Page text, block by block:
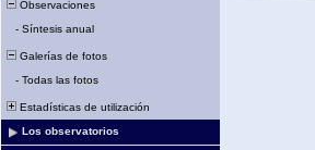
Observaciones
- Síntesis anual
Galerías de fotos
- Todas las fotos
Estadísticas de utilización
Los observatorios